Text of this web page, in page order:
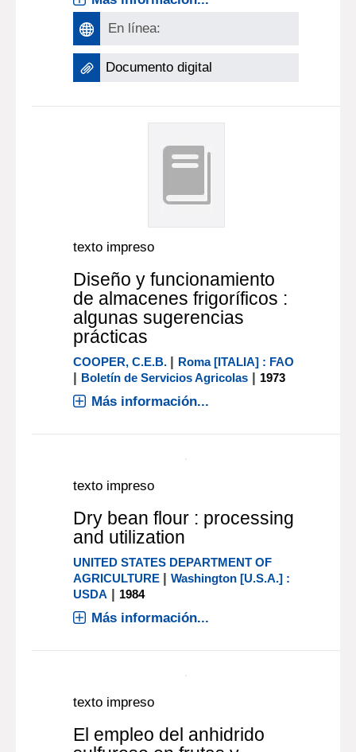
En línea:
Documento digital
texto impreso
Diseño y funcionamiento
de almacenes frigoríficos :
algunas sugerencias
prácticas
COOPER, C.E.B. | Roma [ITALIA] : FAO
| Boletín de Servicios Agricolas | 1973
Más información...
texto impreso
Dry bean flour : processing
USDA|1984